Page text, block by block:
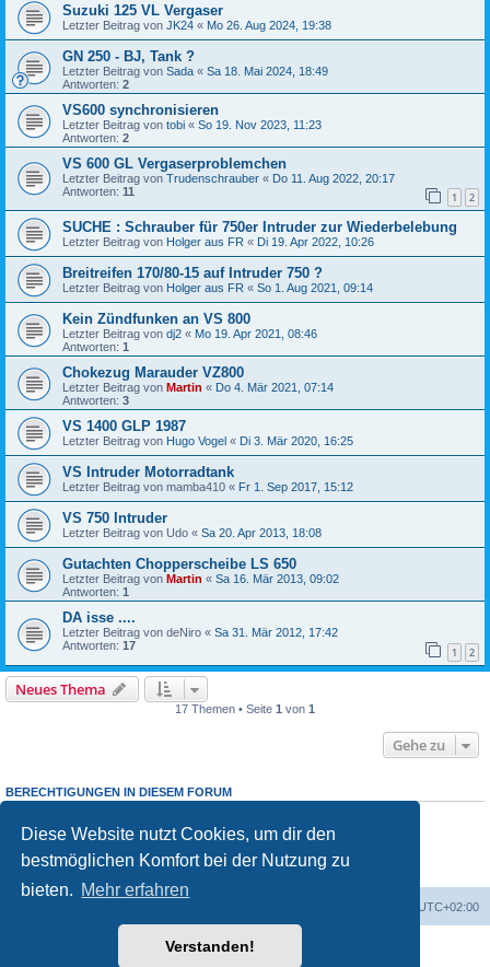
Diese Website nutzt Cookies, um dir den
bestmöglichen Komfort bei der Nutzung zu
bieten. Mehr erfahren
Verstanden!
Suzuki 125 VL Vergaser
Letzter Beitrag von JK24 « Mo 26. Aug 2024, 19:38
GN 250 - BJ, Tank ?
Letzter Beitrag von Sada « Sa 18. Mai 2024, 18:49
Antworten: 2
VS600 synchronisieren
Letzter Beitrag von tobi « So 19. Nov 2023, 11:23
Antworten: 2
VS 600 GL Vergaserproblemchen
Letzter Beitrag von Trudenschrauber « Do 11. Aug 2022, 20:17
Antworten: 11 1 2
SUCHE : Schrauber für 750er Intruder zur Wiederbelebung
Letzter Beitrag von Holger aus FR « Di 19. Apr 2022, 10:26
Breitreifen 170/80-15 auf Intruder 750 ?
Letzter Beitrag von Holger aus FR « So 1. Aug 2021, 09:14
Kein Zündfunken an VS 800
Letzter Beitrag von dj2 « Mo 19. Apr 2021, 08:46
Antworten: 1
Chokezug Marauder VZ800
Letzter Beitrag von Martin « Do 4. Mär 2021, 07:14
Antworten: 3
VS 1400 GLP 1987
Letzter Beitrag von Hugo Vogel « Di 3. Mär 2020, 16:25
VS Intruder Motorradtank
Letzter Beitrag von mamba410 « Fr 1. Sep 2017, 15:12
VS 750 Intruder
Letzter Beitrag von Udo « Sa 20. Apr 2013, 18:08
Gutachten Chopperscheibe LS 650
Letzter Beitrag von Martin « Sa 16. Mär 2013, 09:02
Antworten: 1
DA isse ....
Letzter Beitrag von deNiro « Sa 31. Mär 2012, 17:42
Antworten: 17 1 2
Neues Thema
17 Themen • Seite 1 von 1
Gehe zu
BERECHTIGUNGEN IN DIESEM FORUM
Du darfst keineAntworten zu Themen in diesem Forum erstellen.
Du darfst deine Beiträge in diesem Forumnichtändern.
Du darfst deine Beiträge in diesem Forum nicht löschen.
keine
UTC+02:00
Powered byphpBB® Forum Software © phpBB Limited